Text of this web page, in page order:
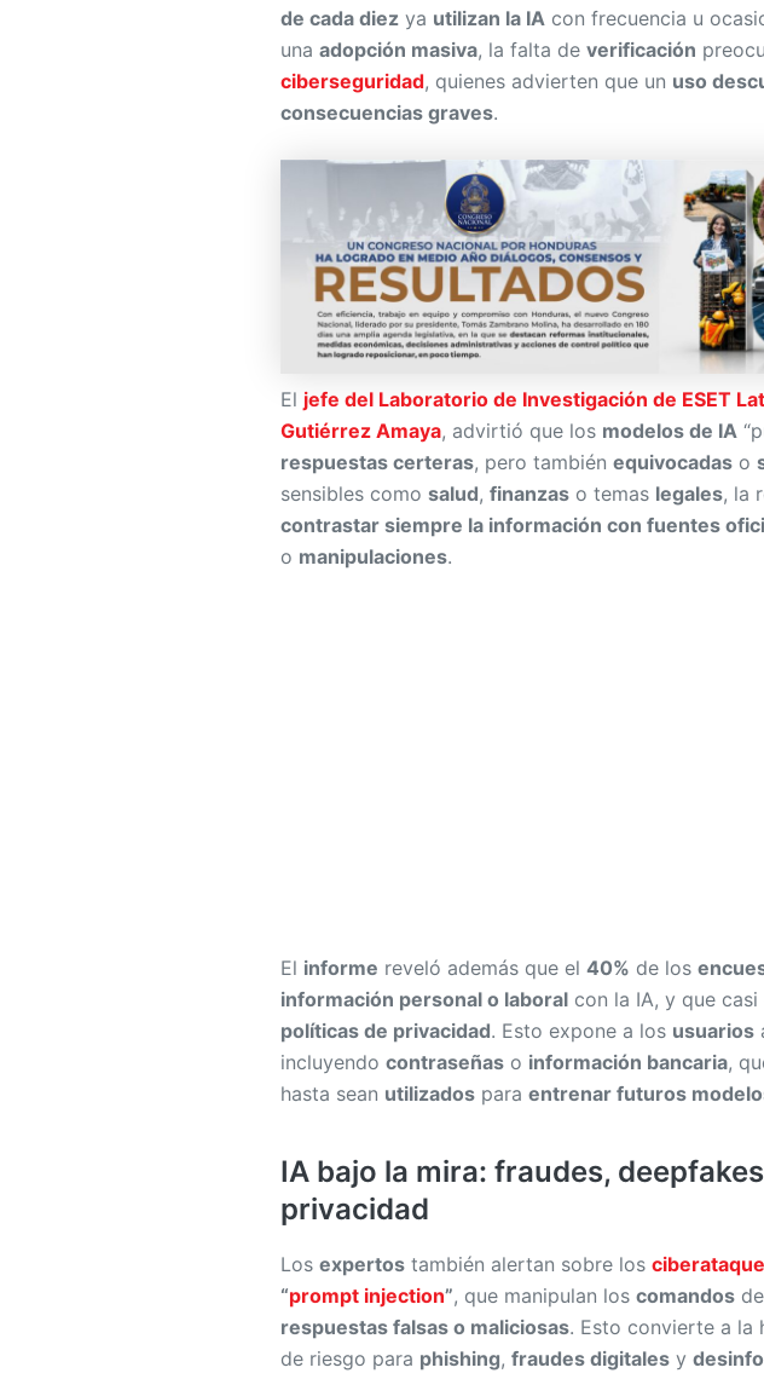
de cada diez ya utilizan la IA con frecuencia u
una adopción masiva, la falta de verificación
ciberseguridad, quienes advierten que un uso
consecuencias graves.
El jefe del Laboratorio de Investigación de ESET
Gutiérrez Amaya, advirtió que los modelos de IA
respuestas certeras, pero también equivocadas o
sensibles como salud, finanzas o temas legales, la
contrastar siempre la información con fuentes
o manipulaciones.
El informe reveló además que el 40% de los
información personal o laboral con la IA, y que casi
políticas de privacidad. Esto expone a los usuarios
incluyendo contraseñas o información bancaria,
hasta sean utilizados para entrenar futuros
IA bajo la mira: fraudes,
privacidad
Los expertos también alertan sobre los
“prompt injection”, que manipulan los comandos
respuestas falsas o maliciosas. Esto convierte a la
de riesgo para phishing, fraudes digitales y